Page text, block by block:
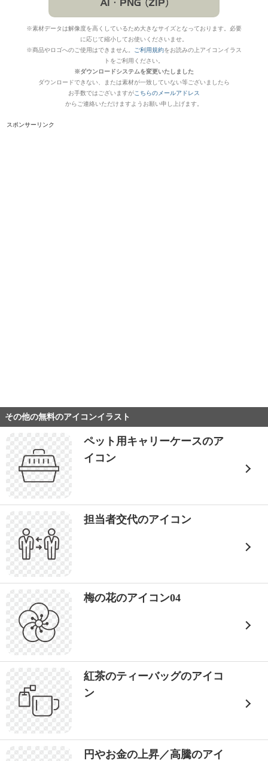
※素材データは解像度を高くしているため大きなサイズとなっております。必要
に応じて縮小してお使いくださいませ。
※商品やロゴへのご使用はできません。
ご利用規約をお読みの上アイコンイラス
トをご利用ください。
※ダウンロードシステムを変更いたしました
ダウンロードできない、または素材が一致していない等ございましたら
お手数ではございますがこちらのメールアドレス
からご連絡いただけますようお願い申し上げます。
スポンサーリンク
その他の無料のアイコンイラスト
ペット用キャリーケースのア
イコン
担当者交代のアイコン
梅の花のアイコン04
紅茶のティーバッグのアイコ
ン
円やお金の上昇／高騰のアイ